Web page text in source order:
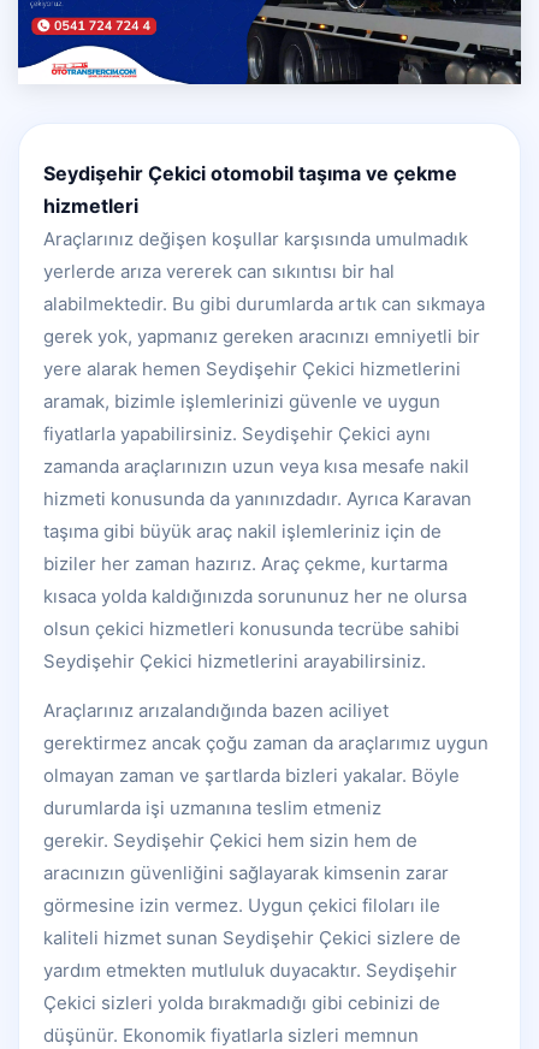
Seydişehir Çekici otomobil taşıma ve çekme
hizmetleri
Araçlarınız değişen koşullar karşısında umulmadık
yerlerde arıza vererek can sıkıntısı bir hal
alabilmektedir. Bu gibi durumlarda artık can sıkmaya
gerek yok, yapmanız gereken aracınızı emniyetli bir
yere alarak hemen Seydişehir Çekici hizmetlerini
aramak, bizimle işlemlerinizi güvenle ve uygun
fiyatlarla yapabilirsiniz. Seydişehir Çekici aynı
zamanda araçlarınızın uzun veya kısa mesafe nakil
hizmeti konusunda da yanınızdadır. Ayrıca Karavan
taşıma gibi büyük araç nakil işlemleriniz için de
biziler her zaman hazırız. Araç çekme, kurtarma
kısaca yolda kaldığınızda sorununuz her ne olursa
olsun çekici hizmetleri konusunda tecrübe sahibi
Seydişehir Çekici hizmetlerini arayabilirsiniz.
Araçlarınız arızalandığında bazen aciliyet
gerektirmez ancak çoğu zaman da araçlarımız uygun
olmayan zaman ve şartlarda bizleri yakalar. Böyle
durumlarda işi uzmanına teslim etmeniz
gerekir. Seydişehir Çekici hem sizin hem de
aracınızın güvenliğini sağlayarak kimsenin zarar
görmesine izin vermez. Uygun çekici filoları ile
kaliteli hizmet sunan Seydişehir Çekici sizlere de
yardım etmekten mutluluk duyacaktır. Seydişehir
Çekici sizleri yolda bırakmadığı gibi cebinizi de
düşünür. Ekonomik fiyatlarla sizleri memnun